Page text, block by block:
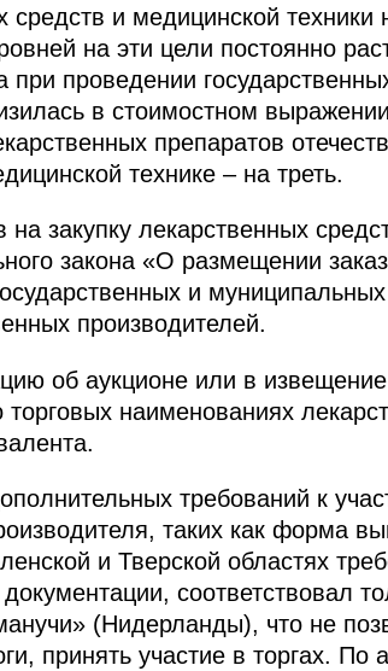
и медицинской
на эти цели постоянно
проведении
в стоимостном
препаратов
технике – на треть.
закупку лекарственных
закона «О размещении
и
производителей.
об аукционе или в
наименованиях
требований к
таких как форма
и Тверской областях
соответствовал
(Нидерланды), что не
принять участие в торгах. По